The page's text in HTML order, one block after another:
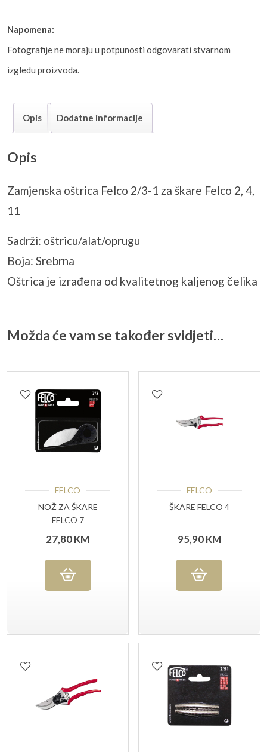
Napomena:
Fotografije ne moraju u potpunosti odgovarati stvarnom
izgledu proizvoda.
Opis Dodatne informacije
Opis
Zamjenska oštrica Felco 2/3-1 za škare Felco 2, 4,
11
Sadrži: oštricu/alat/oprugu
Boja: Srebrna
Oštrica je izrađena od kvalitetnog kaljenog čelika
Možda će vam se također svidjeti…
FELCO
NOŽ ZA ŠKARE
FELCO 7
27,80KM
FELCO
ŠKARE FELCO 4
95,90KM